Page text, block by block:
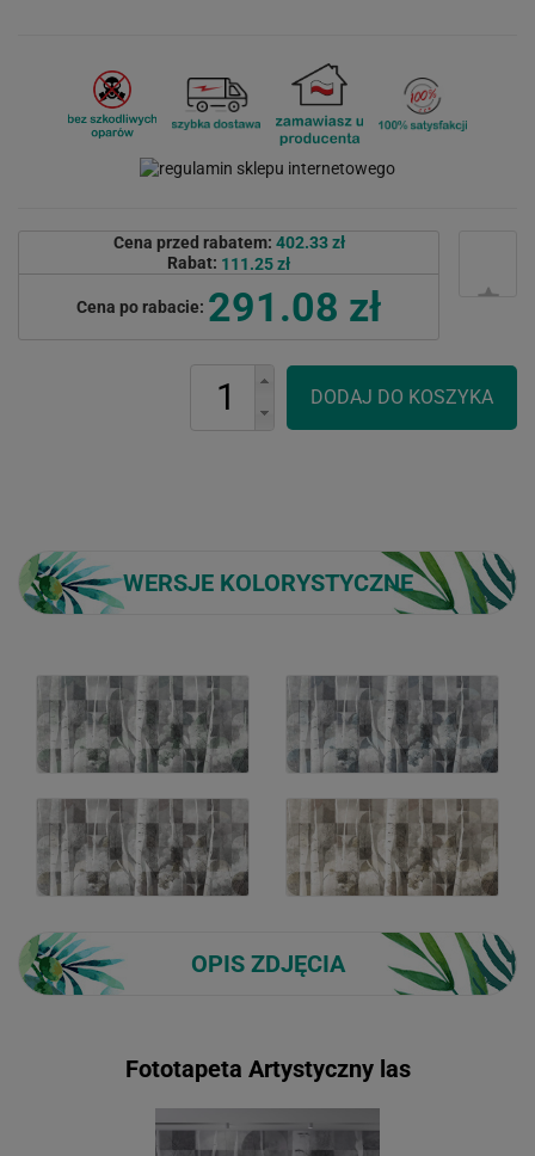
Cena przed rabatem: 402.33 zł
Rabat: 111.25 zł
Cena po rabacie: 291.08 zł
WERSJE KOLORYSTYCZNE
OPIS ZDJĘCIA
Fototapeta Artystyczny las